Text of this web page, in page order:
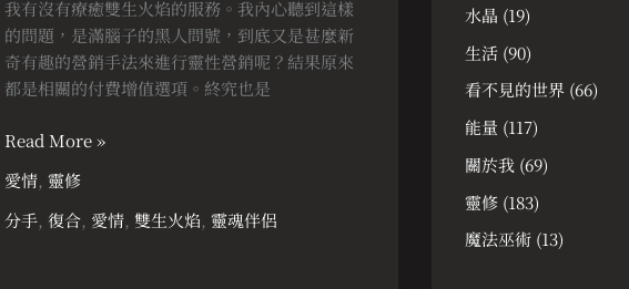
我有沒有療癒雙生火焰的服務。我內心聽到這樣
的問題，是滿腦子的黑人問號，到底又是甚麼新
奇有趣的營銷手法來進行靈性營銷呢？結果原來
都是相關的付費增值選項。終究也是
情
與
欲
Read More »
愛情,靈修
分手,復合, 愛情,雙生火焰,靈魂伴侶
水晶 (19)
生活(90)
看不見的世界(66)
能量 (117)
關於我(69)
靈修(183)
魔法巫術(13)